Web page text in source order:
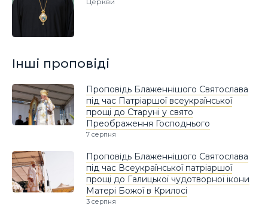
Інші проповіді
Проповідь Блаженнішого Святослава
під час Патріаршої всеукраїнської
прощі до Старуні у свято
Преображення Господнього
7 серпня
Проповідь Блаженнішого Святослава
під час Всеукраїнської патріаршої
прощі до Галицької чудотворної ікони
Матері Божої в Крилосі
3 серпня